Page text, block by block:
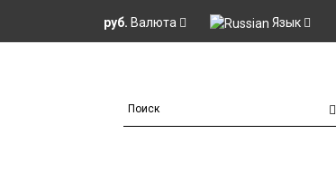
руб. Валюта Язык